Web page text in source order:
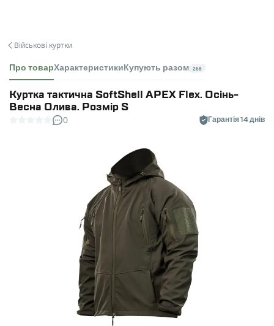
Військові куртки
Про товарХарактеристики Купують разом 268
Куртка тактична SoftShell APEX Flex. Осінь-
Весна Олива. Розмір S
0 Гарантія 14 днів